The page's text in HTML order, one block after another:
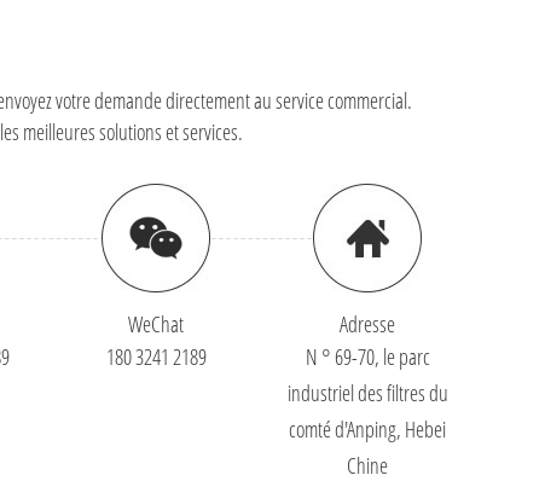
votre demande directement au service commercial.
meilleures solutions et services.
WeChat
180 3241 2189
Adresse
N ° 69-70, le parc
industriel des filtres du
comté d'Anping, Hebei
Chine